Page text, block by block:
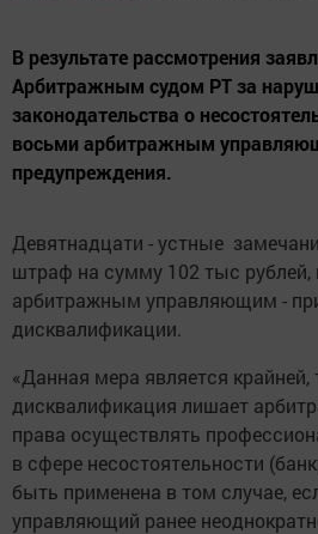
В результате рассмотрения
Арбитражным судом РТ за
законодательства о
восьми арбитражным
предупреждения.
Девятнадцати - устные
штраф на сумму 102 тыс рублей,
арбитражным управляющим -
дисквалификации.
«Данная мера является крайней,
дисквалификация лишает
права осуществлять
в сфере несостоятельности
быть применена в том случае,
управляющий ранее